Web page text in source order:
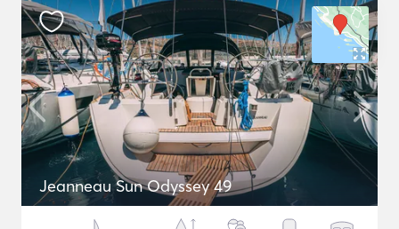
Jeanneau Sun Odyssey 49